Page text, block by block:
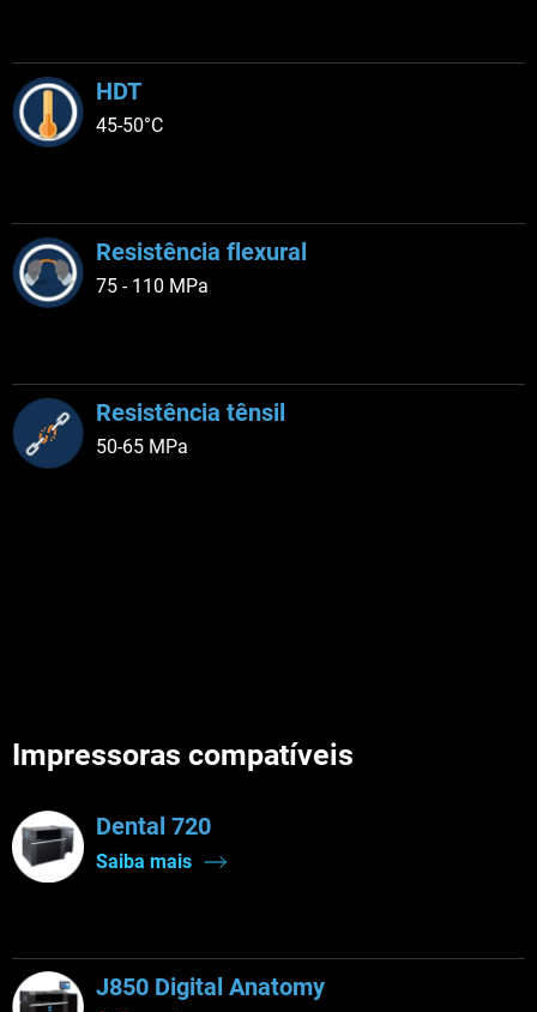
HDT
45-50°C
Resistência flexural
75 - 110 MPa
Resistência tênsil
50-65 MPa
Impressoras compatíveis
Dental 720
Saiba mais
J850 Digital Anatomy